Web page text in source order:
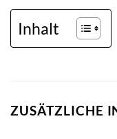
Inhalt
ZUSÄTZLICHE